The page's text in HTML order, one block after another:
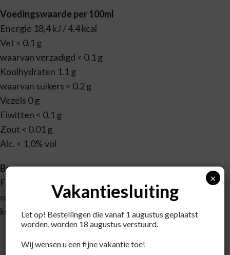
Voedingswaarde per 100ml
Energie 18,4 kJ / 4.4 kcal
Vet < 0.1 g
waarvan verzadigd < 0.1 g
Koolhydraten 1.1 g
waarvan suikers < 0.2 g
Vezels 0 g
Eiwitten < 0.1 g
Zout < 0.01 g
Alc. < 1,0% vol
Bewaren
Flessen rechtop bewaren, niet schudden, voorzichtig
openen. Na opening circa 7 dagen houdbaar in de
koelkast.
Vakantiesluiting
Let op! Bestellingen die vanaf 1 augustus geplaatst
worden, worden 18 augustus verstuurd.
Wij wensen u een fijne vakantie toe!
×